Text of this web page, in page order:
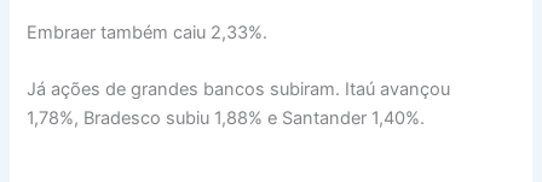
Embraer também caiu 2,33%.
Já ações de grandes bancos subiram. Itaú avançou
1,78%, Bradesco subiu 1,88% e Santander 1,40%.